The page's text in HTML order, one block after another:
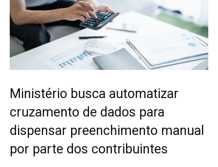
Ministério busca automatizar
cruzamento de dados para
dispensar preenchimento manual
por parte dos contribuintes